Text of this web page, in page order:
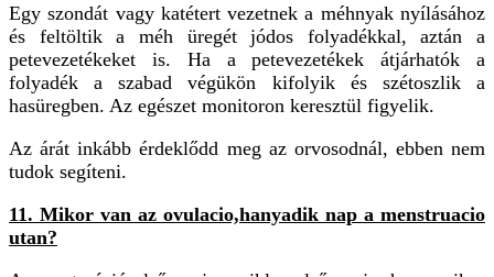
Egy szondát vagy katétert vezetnek a méhnyak nyílásához
és feltöltik a méh üregét jódos folyadékkal, aztán a
petevezetékeket is. Ha a petevezetékek átjárhatók a
folyadék a szabad végükön kifolyik és szétoszlik a
hasüregben. Az egészet monitoron keresztül figyelik.
Az árát inkább érdeklődd meg az orvosodnál, ebben nem
tudok segíteni.
11. Mikor van az ovulacio,hanyadik nap a menstruacio
utan?